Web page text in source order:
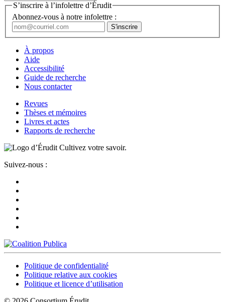
S’inscrire à l’infolettre d’Érudit
Abonnez-vous à notre infolettre :
À propos
Aide
Accessibilité
Guide de recherche
Nous contacter
Revues
Thèses et mémoires
Livres et actes
Rapports de recherche
Cultivez votre savoir.
Suivez-nous :
Politique de confidentialité
Politique relative aux cookies
Politique et licence d’utilisation